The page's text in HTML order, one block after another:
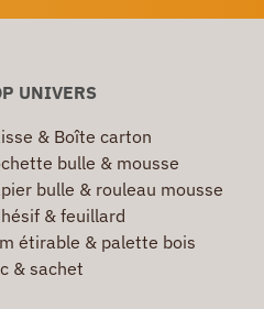
UNIVERS
& Boîte carton
bulle & mousse
bulle & rouleau mousse
& feuillard
étirable & palette bois
& sachet